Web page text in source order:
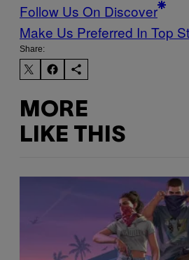
Follow Us On Discover
Make Us Preferred In Top
Share:
MORE
LIKE THIS